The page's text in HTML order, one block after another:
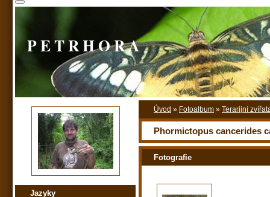
P E T R H O R A
Úvod » Fotoalbum » Terarijní
Phormictopus cancerides
Fotografie
Jazyky